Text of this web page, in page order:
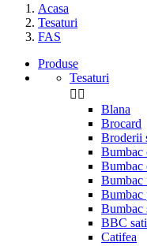
Acasa
Tesaturi
FAS
Produse
Tesaturi
 
Blana
Brocard
Broderii
Bumbac
Bumbac
Bumbac
Bumbac
Bumbac
BBC
Catifea